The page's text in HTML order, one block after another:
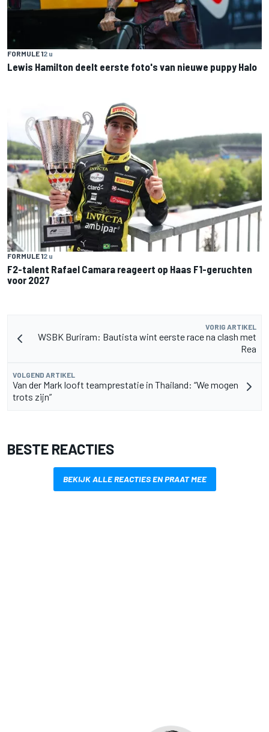
FORMULE 12 u
Lewis Hamilton deelt eerste foto's van nieuwe puppy Halo
FORMULE 12 u
F2-talent Rafael Camara reageert op Haas F1-geruchten
voor 2027
VORIG ARTIKEL
WSBK Buriram: Bautista wint eerste race na clash met
Rea
VOLGEND ARTIKEL
Van der Mark looft teamprestatie in Thailand: “We mogen
trots zijn”
BESTE REACTIES
BEKIJK ALLE REACTIES EN PRAAT MEE